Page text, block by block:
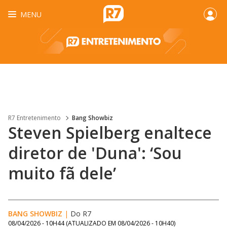
MENU
R7 Entretenimento Bang Showbiz
Steven Spielberg enaltece
diretor de 'Duna': ‘Sou
muito fã dele’
BANG SHOWBIZ | Do R7
08/04/2026 - 10H44 (ATUALIZADO EM 08/04/2026 - 10H40)